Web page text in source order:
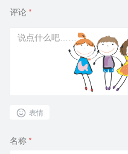
评论 *
表情
名称 *